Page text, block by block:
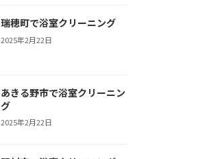
瑞穂町で浴室クリーニング
2025年2月22日
あきる野市で浴室クリーニン
グ
2025年2月22日